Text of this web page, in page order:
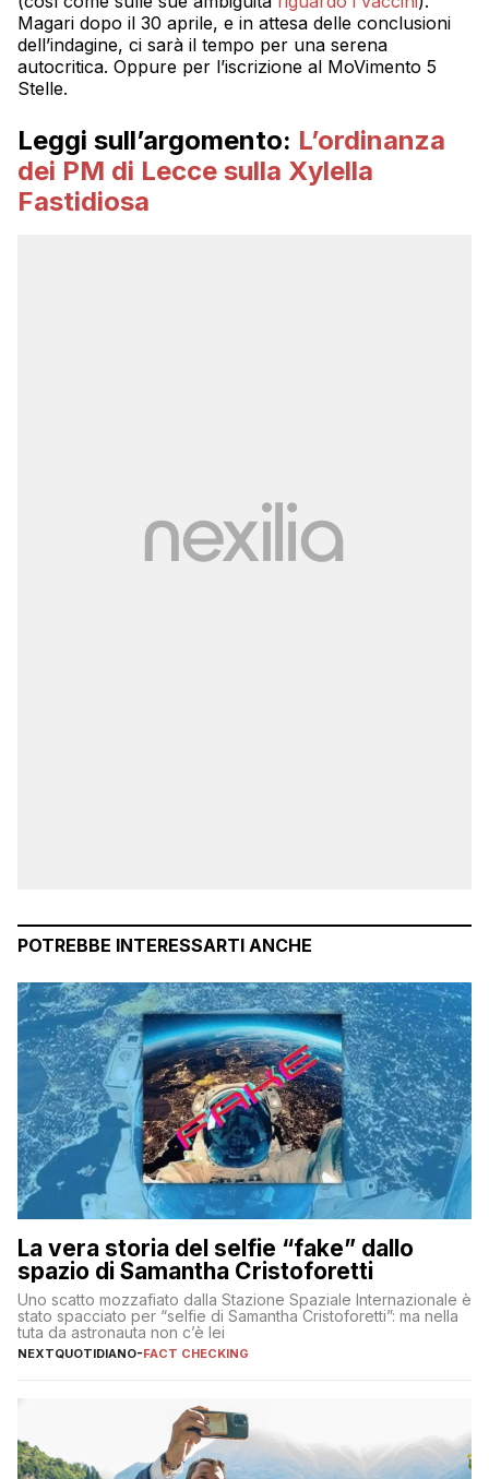
Magari dopo il 30 aprile, e in attesa delle conclusioni
dell’indagine, ci sarà il tempo per una serena
autocritica. Oppure per l’iscrizione al MoVimento 5
Stelle.
Leggi sull’argomento: L’ordinanza
dei PM di Lecce sulla Xylella
Fastidiosa
POTREBBE INTERESSARTI ANCHE
La vera storia del selfie “fake” dallo
spazio di Samantha Cristoforetti
Uno scatto mozzafiato dalla Stazione Spaziale Internazionale è
stato spacciato per “selfie di Samantha Cristoforetti”: ma nella
tuta da astronauta non c’è lei
NEXTQUOTIDIANO-FACT CHECKING